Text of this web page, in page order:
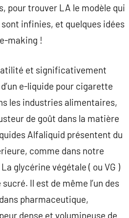
pour trouver LA le modèle qui
infinies, et quelques idées
making !
et significativement
e-liquide pour cigarette
les industries alimentaires,
de goût dans la matière
Alfaliquid présentent du
comme dans notre
glycérine végétale ( ou VG )
Il est de même l’un des
pharmaceutique,
dense et volumineuse de